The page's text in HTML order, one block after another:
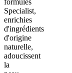
Specialist,
enrichies
d'ingrédients
d'origine
naturelle,
adoucissent
la